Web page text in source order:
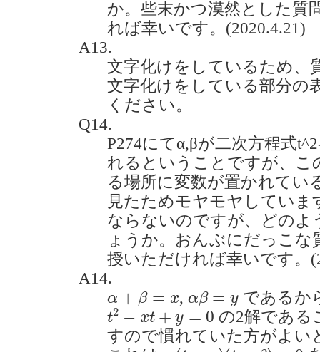
か。些末かつ漠然とした質
れば幸いです。(2020.4.21)
A13.
文字化けをしているため、
文字化けをしている部分の
ください。
Q14.
P274にてα,βが二次方程式
れるということですが、こ
る場所に変数が置かれてい
見たためモヤモヤしていま
ならないのですが、どのよ
ょうか。おんぶにだっこ
授いただければ幸いです。
A14.
α + β = x
α β =x , αβ = y
α β= であるか
t2 − xt + y = 0
t2 − xt+ =0
の2解である
すので慣れていた方がよい
(t− α (t−β)=0